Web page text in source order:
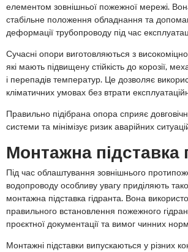
елементом зовнішньої пожежної мережі.
стабільне положення обладнання та
деформації трубопроводу під час
Сучасні опори виготовляються з
які мають підвищену стійкість до корозії,
і перепадів температур. Це дозволяє
кліматичних умовах без втрати
Правильно підібрана опора сприяє
системи та мінімізує ризик аварійних
Монтажна підставка
Під час облаштування зовнішнього
водопроводу особливу увагу приділяють
монтажна підставка гідранта. Вона
правильного встановлення пожежного
проєктної документації та вимог чинних
Монтажні підставки випускаються у різних